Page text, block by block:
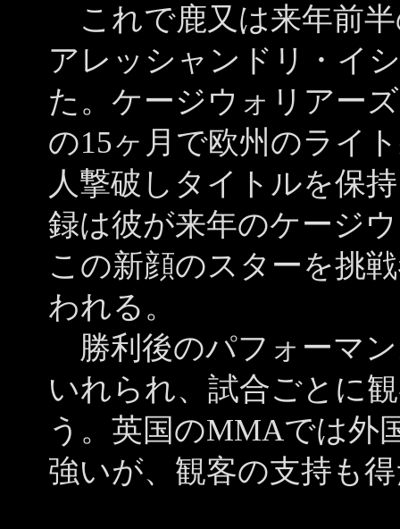
これで鹿又は来年前
アレッシャンドリ・イ
た。ケージウォリアー
の15ヶ月で欧州のライ
人撃破しタイトルを保
録は彼が来年のケージ
この新顔のスターを挑
われる。
勝利後のパフォーマ
いれられ、試合ごとに
う。英国のMMAでは外
強いが、観客の支持も